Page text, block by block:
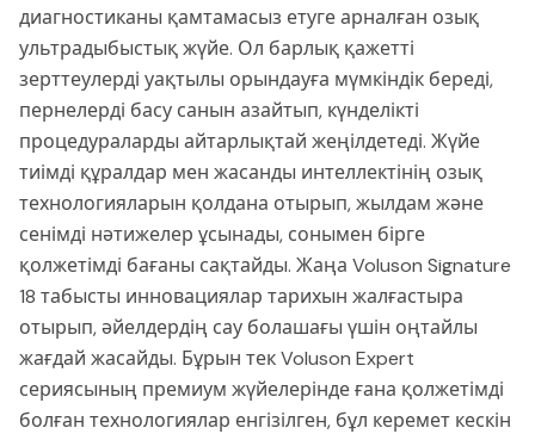
диагностиканы қамтамасыз етуге арналған озық
ультрадыбыстық жүйе. Ол барлық қажетті
зерттеулерді уақтылы орындауға мүмкіндік береді,
пернелерді басу санын азайтып, күнделікті
процедураларды айтарлықтай жеңілдетеді. Жүйе
тиімді құралдар мен жасанды интеллектінің озық
технологияларын қолдана отырып, жылдам және
сенімді нәтижелер ұсынады, сонымен бірге
қолжетімді бағаны сақтайды. Жаңа Voluson Signature
18 табысты инновациялар тарихын жалғастыра
отырып, әйелдердің сау болашағы үшін оңтайлы
жағдай жасайды. Бұрын тек Voluson Expert
сериясының премиум жүйелерінде ғана қолжетімді
болған технологиялар енгізілген, бұл керемет кескін